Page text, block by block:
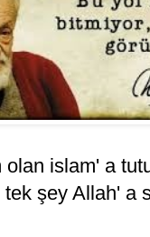
olan islam' a
şey Allah' a